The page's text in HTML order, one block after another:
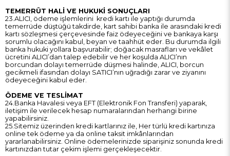
TEMERRÜT HALİ VE HUKUKİ SONUÇLARI
23.ALICI, ödeme işlemlerini kredi kartı ile yaptığı durumda
temerrüde düştüğü takdirde, kart sahibi banka ile arasındaki kredi
kartı sözleşmesi çerçevesinde faiz ödeyeceğini ve bankaya karşı
sorumlu olacağını kabul, beyan ve taahhüt eder. Bu durumda ilgili
banka hukuki yollara başvurabilir; doğacak masrafları ve vekâlet
ücretini ALICI’dan talep edebilir ve her koşulda ALICI’nın
borcundan dolayı temerrüde düşmesi halinde, ALICI, borcun
gecikmeli ifasından dolayı SATICI’nın uğradığı zarar ve ziyanını
ödeyeceğini kabul eder.
ÖDEME VE TESLİMAT
24.Banka Havalesi veya EFT (Elektronik Fon Transferi) yaparak,
iletişim ile verilecek hesap numaralarından herhangi birine
yapabilirsiniz.
25.Sitemiz üzerinden kredi kartlarınız ile, Her türlü kredi kartınıza
online tek ödeme ya da online taksit imkânlarından
yararlanabilirsiniz. Online ödemelerinizde siparişiniz sonunda kredi
kartınızdan tutar çekim işlemi gerçekleşecektir.